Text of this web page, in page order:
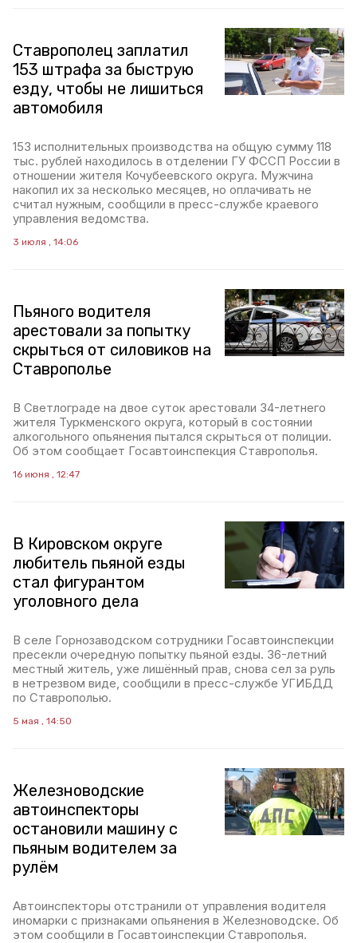
Ставрополец заплатил
153 штрафа за быструю
езду, чтобы не лишиться
автомобиля
153 исполнительных производства на общую сумму 118
тыс. рублей находилось в отделении ГУ ФССП России в
отношении жителя Кочубеевского округа. Мужчина
накопил их за несколько месяцев, но оплачивать не
считал нужным, сообщили в пресс-службе краевого
управления ведомства.
3 июля , 14:06
Пьяного водителя
арестовали за попытку
скрыться от силовиков на
Ставрополье
В Светлограде на двое суток арестовали 34-летнего
жителя Туркменского округа, который в состоянии
алкогольного опьянения пытался скрыться от полиции.
Об этом сообщает Госавтоинспекция Ставрополья.
16 июня , 12:47
В Кировском округе
любитель пьяной езды
стал фигурантом
уголовного дела
В селе Горнозаводском сотрудники Госавтоинспекции
пресекли очередную попытку пьяной езды. 36-летний
местный житель, уже лишённый прав, снова сел за руль
в нетрезвом виде, сообщили в пресс-службе УГИБДД
по Ставрополью.
5 мая , 14:50
Железноводские
автоинспекторы
остановили машину с
пьяным водителем за
рулём
Автоинспекторы отстранили от управления водителя
иномарки с признаками опьянения в Железноводске. Об
этом сообщили в Госавтоинспекции Ставрополья.